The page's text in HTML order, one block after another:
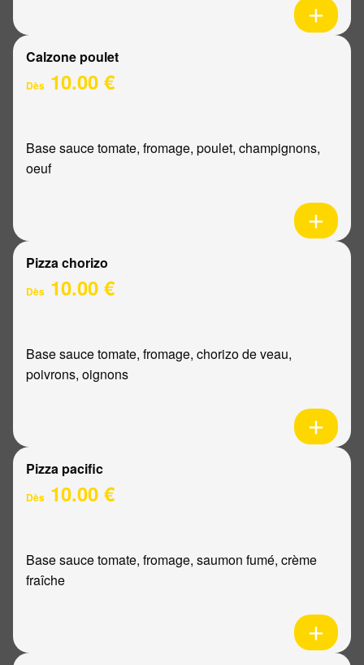
Calzone poulet
Dès 10.00 €
Base sauce tomate, fromage, poulet, champignons,
oeuf
Pizza chorizo
Dès 10.00 €
Base sauce tomate, fromage, chorizo de veau,
poivrons, oignons
Pizza pacific
Dès 10.00 €
Base sauce tomate, fromage, saumon fumé, crème
fraîche